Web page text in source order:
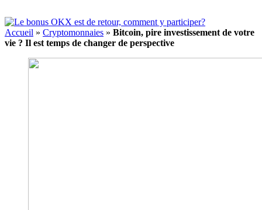
Accueil » Cryptomonnaies » Bitcoin, pire investissement de votre
vie ? Il est temps de changer de perspective